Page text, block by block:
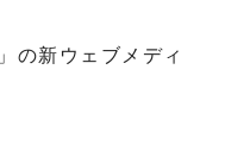
の新ウェブメディ